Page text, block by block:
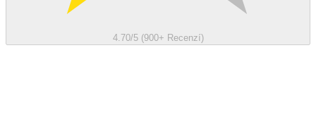
4.70/5 (900+ Recenzí)